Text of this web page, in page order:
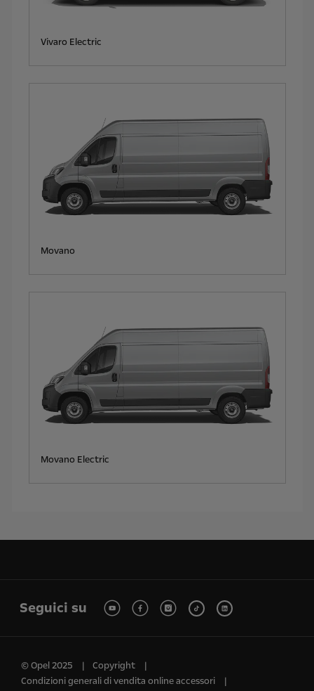
Vivaro Electric
Movano
Movano Electric
Seguici su
© Opel 2025
Copyright
Condizioni generali di vendita online accessori